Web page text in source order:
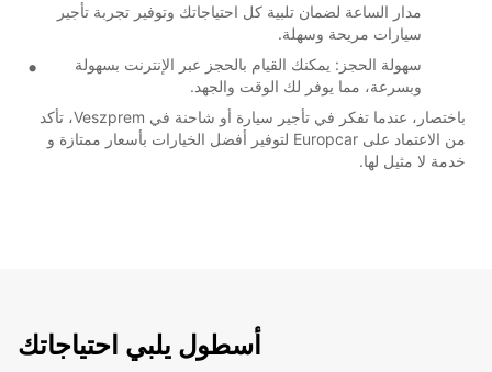
مدار الساعة لضمان تلبية كل احتياجاتك وتوفير تجربة تأجير
سيارات مريحة وسهلة.
سهولة الحجز: يمكنك القيام بالحجز عبر الإنترنت بسهولة
وبسرعة، مما يوفر لك الوقت والجهد.
باختصار، عندما تفكر في تأجير سيارة أو شاحنة في Veszprem، تأكد
من الاعتماد على Europcar لتوفير أفضل الخيارات بأسعار ممتازة و
خدمة لا مثيل لها.
أسطول يلبي احتياجاتك